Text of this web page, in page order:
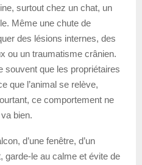
surtout chez un chat, un
Même une chute de
des lésions internes, des
ou un traumatisme crânien.
souvent que les propriétaires
que l’animal se relève,
ce comportement ne
bien.
d’une fenêtre, d’un
garde-le au calme et évite de